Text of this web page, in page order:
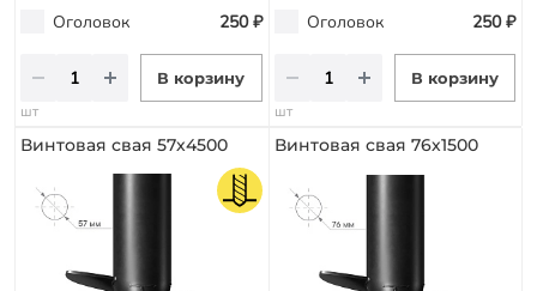
Оголовок 250 ₽
В корзину
шт
Оголовок 250 ₽
В корзину
шт
Винтовая свая 57х4500 Винтовая свая 76х1500